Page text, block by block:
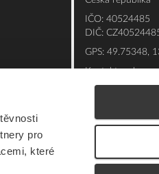
pro
které
IČO: 40524485
DIČ:
GPS: 49.75348,
Kontakt e-shop:
Po - Pá: 7:00 -
Technická